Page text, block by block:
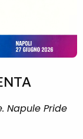
Napule Pride